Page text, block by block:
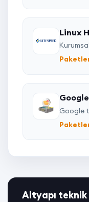
Linux
Google
Altyapı